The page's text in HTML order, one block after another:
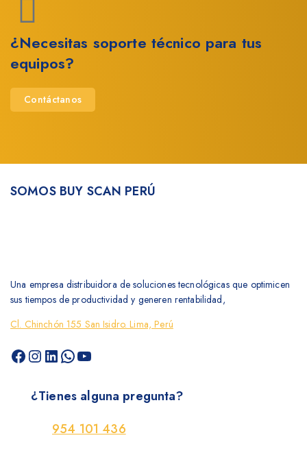
¿Necesitas soporte técnico para tus
equipos?
Contáctanos
SOMOS BUY SCAN PERÚ
Una empresa distribuidora de soluciones tecnológicas que optimicen
sus tiempos de productividad y generen rentabilidad,
Cl. Chinchón 155 San Isidro. Lima, Perú
¿Tienes alguna pregunta?
954 101 436